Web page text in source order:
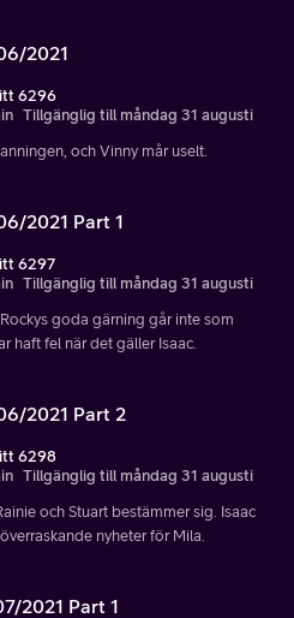
2021
6296
Tillgänglig till måndag 31 augusti
och Vinny mår uselt.
2021 Part 1
6297
Tillgänglig till måndag 31 augusti
goda gärning går inte som
haft fel när det gäller Isaac.
2021 Part 2
6298
Tillgänglig till måndag 31 augusti
och Stuart bestämmer sig. Isaac
nyheter för Mila.
2021 Part 1